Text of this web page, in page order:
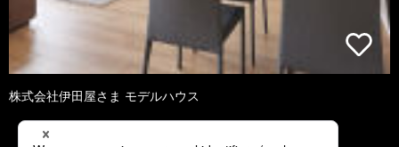
株式会社伊田屋さま モデルハウス